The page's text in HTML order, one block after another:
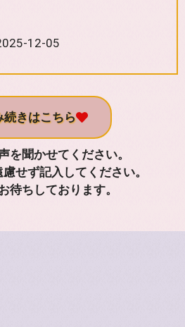
12-05
続きはこちら
を聞かせてください。
慮せず記入してください。
待ちしております。